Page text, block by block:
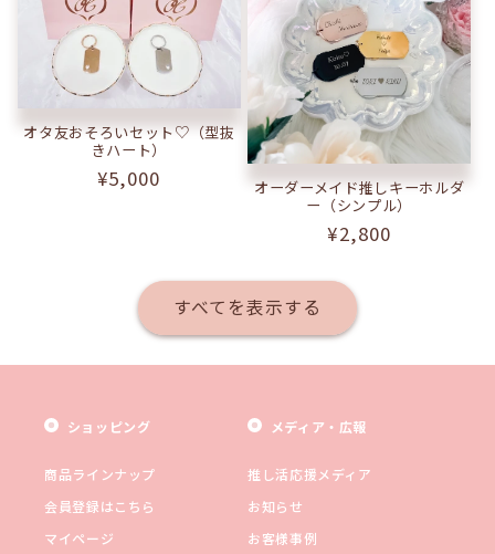
オタ友おそろいセット♡（型抜
きハート）
通
¥5,000
オーダーメイド推しキーホルダ
ー（シンプル）
通
価
¥2,800
すべてを表示する
ショッピング
商品ラインナップ
会員登録はこちら
マイページ
メディア・広報
推し活応援メディア
お知らせ
お客様事例